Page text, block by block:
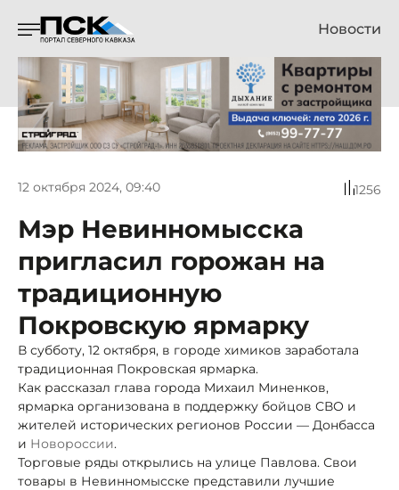
Новости
12 октября 2024, 09:40 1256
Мэр Невинномысска
пригласил горожан на
традиционную
Покровскую ярмарку
В субботу, 12 октября, в городе химиков заработала
традиционная Покровская ярмарка.
Как рассказал глава города Михаил Миненков,
ярмарка организована в поддержку бойцов СВО и
жителей исторических регионов России — Донбасса
и Новороссии.
Торговые ряды открылись на улице Павлова. Свои
товары в Невинномысске представили лучшие